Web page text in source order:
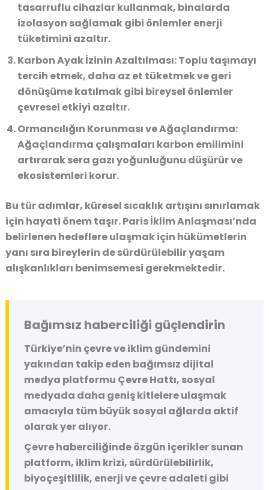
tasarruflu cihazlar kullanmak, binalarda
izolasyon sağlamak gibi önlemler enerji
tüketimini azaltır.
Karbon Ayak İzinin Azaltılması:Toplu taşımayı
tercih etmek, daha az et tüketmek ve geri
dönüşüme katılmak gibi bireysel önlemler
çevresel etkiyi azaltır.
Ormancılığın Korunması ve Ağaçlandırma:
Ağaçlandırma çalışmaları karbon emilimini
artırarak sera gazı yoğunluğunu düşürür ve
ekosistemleri korur.
Bu tür adımlar, küresel sıcaklık artışını sınırlamak
için hayati önem taşır. Paris İklim Anlaşması’nda
belirlenen hedeflere ulaşmak için hükümetlerin
yanı sıra bireylerin de sürdürülebilir yaşam
alışkanlıkları benimsemesi gerekmektedir.
Bağımsız haberciliği güçlendirin
Türkiye’nin çevre ve iklim gündemini
yakından takip eden bağımsız dijital
medya platformu Çevre Hattı, sosyal
medyada daha geniş kitlelere ulaşmak
amacıyla tüm büyük sosyal ağlarda aktif
olarak yer alıyor.
Çevre haberciliğinde özgün içerikler sunan
platform, iklim krizi, sürdürülebilirlik,
biyoçeşitlilik, enerji ve çevre adaleti gibi